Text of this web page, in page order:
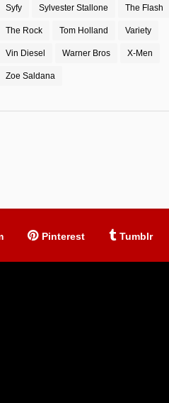
Syfy Sylvester Stallone The Flash
The Rock Tom Holland Variety
Vin Diesel Warner Bros X-Men
Zoe Saldana
Pinterest Tumblr